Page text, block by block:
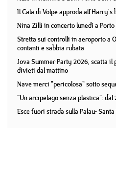
Il Cala di Volpe approda all'Harry's
Nina Zilli in concerto lunedì a
Stretta sui controlli in aeroporto a
contanti e sabbia rubata
Jova Summer Party 2026, scatta
divieti dal mattino
Nave merci "pericolosa" sotto
"Un arcipelago senza plastica":
Esce fuori strada sulla Palau-